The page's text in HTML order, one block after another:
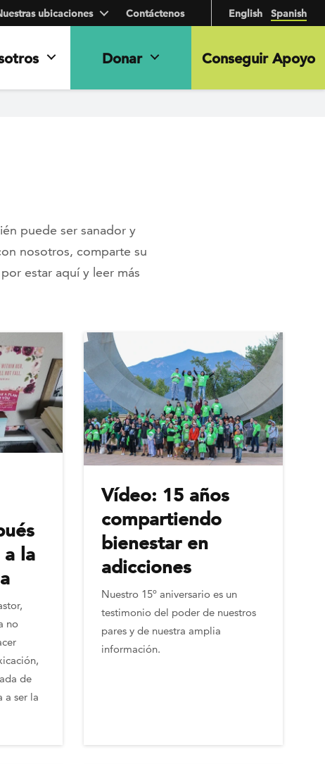
English Spanish
Donar Conseguir Apoyo
ubicaciones Contáctenos
puede ser sanador y
nosotros, comparte su
estar aquí y leer más
la
no
de
a ser la
Vídeo: 15 años
compartiendo
bienestar en
adicciones
Nuestro 15º aniversario es un
testimonio del poder de nuestros
pares y de nuestra amplia
información.